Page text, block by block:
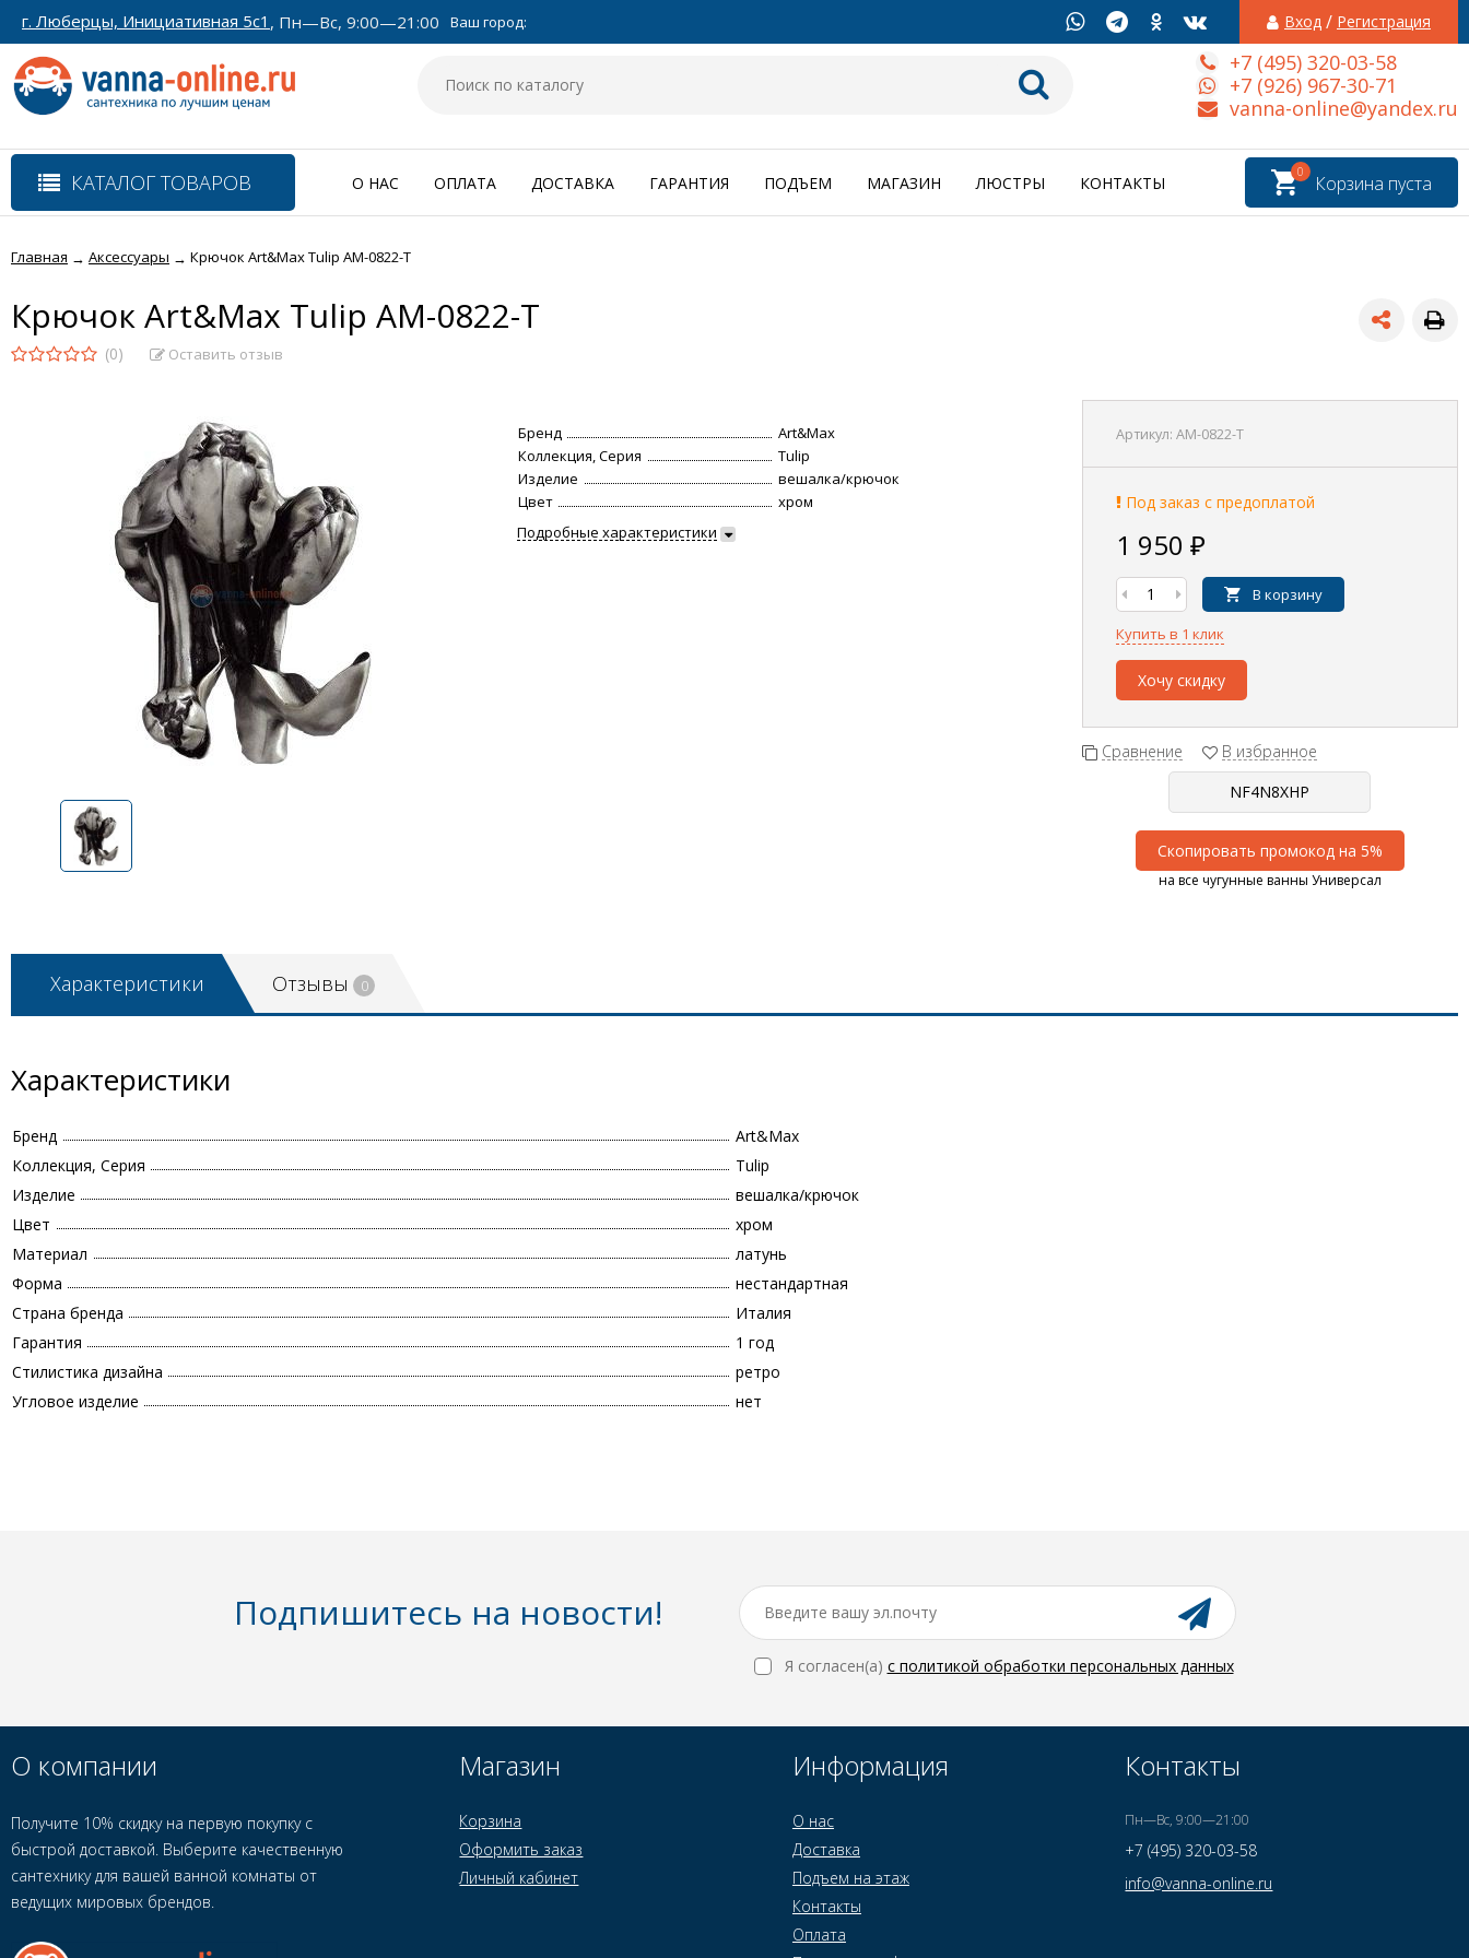
г. Люберцы, Инициативная 5с1 , Пн—Вс, 9:00—21:00 Ваш город: Вход / Регистрация
+7 (495) 320-03-58
+7 (926) 967-30-71
vanna-online@yandex.ru
КАТАЛОГ ТОВАРОВ Корзина пуста
0
О НАС ОПЛАТА ДОСТАВКА ГАРАНТИЯ ПОДЪЕМ МАГАЗИН ЛЮСТРЫ КОНТАКТЫ
Главная → Аксессуары → Крючок Art&Max Tulip AM-0822-T
Крючок Art&Max Tulip AM-0822-T
(0) Оставить отзыв
Артикул: AM-0822-T
Под заказ с предоплатой
1 950 ₽
В корзину
Купить в 1 клик
Хочу скидку
Сравнение В избранное
Скопировать промокод на 5%
на все чугунные ванны Универсал
Бренд
Art&Max
Коллекция, Серия
Tulip
Изделие
вешалка/крючок
Цвет
хром
Подробные характеристики
Характеристики Отзывы 0
Характеристики
Бренд
Art&Max
Коллекция, Серия
Tulip
Изделие
вешалка/крючок
Цвет
хром
Материал
латунь
Форма
нестандартная
Страна бренда
Италия
Гарантия
1 год
Стилистика дизайна
ретро
Угловое изделие
нет
Подпишитесь на новости!
Я согласен(a) с политикой обработки персональных данных
О компании
Получите 10% скидку на первую покупку с
быстрой доставкой. Выберите качественную
сантехнику для вашей ванной комнаты от
ведущих мировых брендов.
Магазин
Корзина
Оформить заказ
Личный кабинет
Информация
О нас
Доставка
Подъем на этаж
Контакты
Оплата
Контакты
Пн—Вс, 9:00—21:00
+7 (495) 320-03-58
info@vanna-online.ru